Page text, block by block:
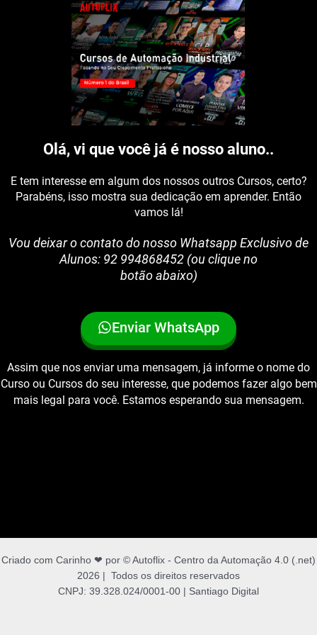
Olá, vi que você já é nosso aluno..
E tem interesse em algum dos nossos outros Cursos, certo?
Parabéns, isso mostra sua dedicação em aprender. Então
vamos lá!
Vou deixar o contato do nosso Whatsapp Exclusivo de
Alunos: 92 994868452 (ou clique no
botão abaixo)
Enviar WhatsApp
Assim que nos enviar uma mensagem, já informe o nome do
Curso ou Cursos do seu interesse, que podemos fazer algo bem
mais legal para você. Estamos esperando sua mensagem.
Criado com Carinho ❤ por © Autoflix - Centro da Automação 4.0 (.net)
2026 | Todos os direitos reservados
CNPJ: 39.328.024/0001-00 | Santiago Digital